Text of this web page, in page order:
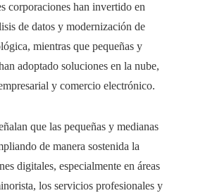
corporaciones han invertido en
de datos y modernización de
mientras que pequeñas y
adoptado soluciones en la nube,
y comercio electrónico.
que las pequeñas y medianas
de manera sostenida la
digitales, especialmente en áreas
los servicios profesionales y